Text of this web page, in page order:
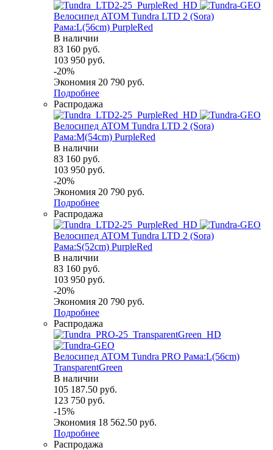
Велосипед ATOM Tundra LTD 2 (Sora)
Рама:L(56cm) PurpleRed
В наличии
83 160 руб.
103 950 руб.
-20%
Экономия 20 790 руб.
Подробнее
Распродажа
Велосипед ATOM Tundra LTD 2 (Sora)
Рама:M(54cm) PurpleRed
В наличии
83 160 руб.
103 950 руб.
-20%
Экономия 20 790 руб.
Подробнее
Распродажа
Велосипед ATOM Tundra LTD 2 (Sora)
Рама:S(52cm) PurpleRed
В наличии
83 160 руб.
103 950 руб.
-20%
Экономия 20 790 руб.
Подробнее
Распродажа
Велосипед ATOM Tundra PRO Рама:L(56cm)
TransparentGreen
В наличии
105 187.50 руб.
123 750 руб.
-15%
Экономия 18 562.50 руб.
Подробнее
Распродажа